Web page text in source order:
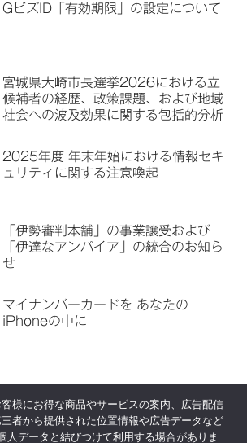
GビズID「有効期限」の設定について
宮城県大崎市長選挙2026における立
候補者の経歴、政策課題、および地域
社会への波及効果に関する包括的分析
2025年度 年末年始における情報セキ
ュリティに関する注意喚起
「伊勢審判本舗」の事業譲受および
「伊達なアンパイア」の統合のお知ら
せ
マイナンバーカードを あなたの
iPhoneの中に
会社概要
様にお得な商品やサービスの案内、広告配信
者から提供された位置情報や広告データなど
人データと結びつけて利用する場合がありま